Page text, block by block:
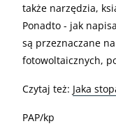
także narzędzia,
Ponadto - jak
są przeznaczane
fotowoltaicznych,
Czytaj też: Jaka
PAP/kp